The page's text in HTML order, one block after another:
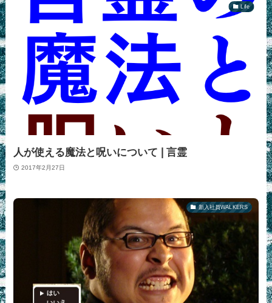
Life
人が使える魔法と呪いについて❘言霊
2017年2月27日
新入社員WALKERS